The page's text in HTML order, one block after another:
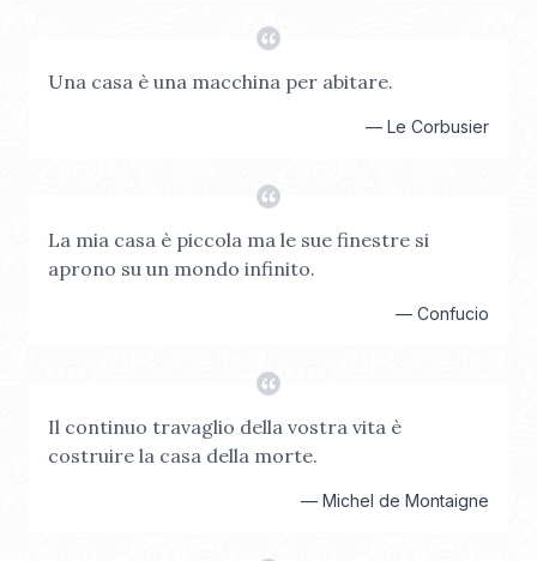
Una casa è una macchina per abitare.
— Le Corbusier
La mia casa è piccola ma le sue finestre si
aprono su un mondo infinito.
— Confucio
Il continuo travaglio della vostra vita è
costruire la casa della morte.
— Michel de Montaigne